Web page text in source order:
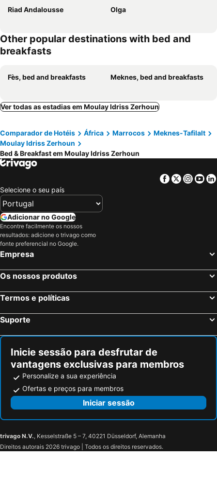
Riad Andalousse
Olga
Other popular destinations with bed and
breakfasts
Fès, bed and breakfasts Meknes, bed and breakfasts
Ver todas as estadias em Moulay Idriss Zerhoun
Comparador de Hotéis África Marrocos
Meknes-Tafilalt
Moulay Idriss Zerhoun
Bed & Breakfast em Moulay Idriss Zerhoun
Facebook
Twitter
Selecione o seu país
Adicionar no Google
Encontre facilmente os nossos
resultados: adicione o trivago como
fonte preferencial no Google.
Empresa
Os nossos produtos
Termos e políticas
Suporte
Inicie sessão para desfrutar de
vantagens exclusivas para membros
Personalize a sua experiência
Ofertas e preços para membros
Iniciar sessão
trivago N.V., Kesselstraße 5 – 7, 40221 Düsseldorf, Alemanha
Direitos autorais 2026 trivago | Todos os direitos reservados.